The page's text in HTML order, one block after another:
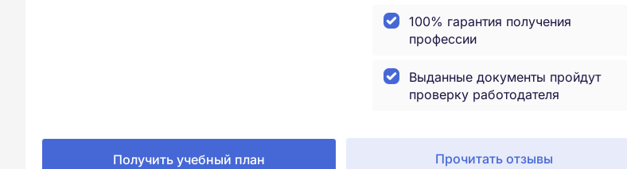
100% гарантия получения
профессии
Выданные документы пройдут
проверку работодателя
Получить учебный план Прочитать отзывы